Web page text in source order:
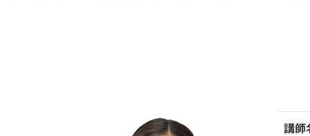
講師